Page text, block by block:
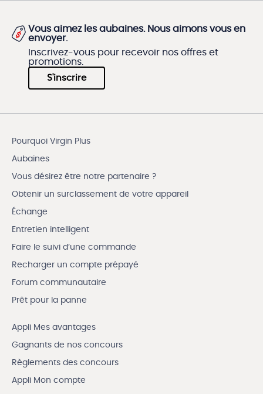
Vous aimez les aubaines. Nous aimons vous en
envoyer.
Inscrivez-vous pour recevoir nos offres et
promotions.
S'inscrire
Pourquoi Virgin Plus
Aubaines
Vous désirez être notre partenaire ?
Obtenir un surclassement de votre appareil
Échange
Entretien intelligent
Faire le suivi d’une commande
Recharger un compte prépayé
Forum communautaire
Prêt pour la panne
Appli Mes avantages
Gagnants de nos concours
Règlements des concours
Appli Mon compte